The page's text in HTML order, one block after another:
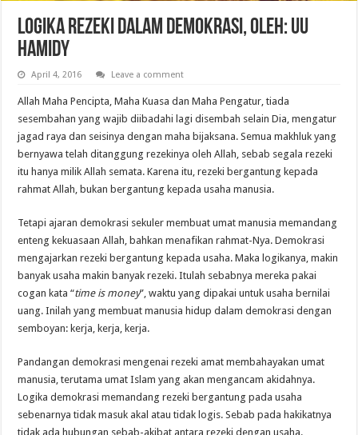
Logika Rezeki dalam Demokrasi, Oleh: UU
Hamidy
April 4, 2016 Leave a comment
Allah Maha Pencipta, Maha Kuasa dan Maha Pengatur, tiada
sesembahan yang wajib diibadahi lagi disembah selain Dia, mengatur
jagad raya dan seisinya dengan maha bijaksana. Semua makhluk yang
bernyawa telah ditanggung rezekinya oleh Allah, sebab segala rezeki
itu hanya milik Allah semata. Karena itu, rezeki bergantung kepada
rahmat Allah, bukan bergantung kepada usaha manusia.
Tetapi ajaran demokrasi sekuler membuat umat manusia memandang
enteng kekuasaan Allah, bahkan menafikan rahmat-Nya. Demokrasi
mengajarkan rezeki bergantung kepada usaha. Maka logikanya, makin
banyak usaha makin banyak rezeki. Itulah sebabnya mereka pakai
cogan kata “time is money”, waktu yang dipakai untuk usaha bernilai
uang. Inilah yang membuat manusia hidup dalam demokrasi dengan
semboyan: kerja, kerja, kerja.
Pandangan demokrasi mengenai rezeki amat membahayakan umat
manusia, terutama umat Islam yang akan mengancam akidahnya.
Logika demokrasi memandang rezeki bergantung pada usaha
sebenarnya tidak masuk akal atau tidak logis. Sebab pada hakikatnya
tidak ada hubungan sebab-akibat antara rezeki dengan usaha.